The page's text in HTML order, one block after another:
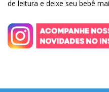
de leitura e deixe seu bebê